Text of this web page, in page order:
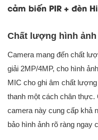
cảm biến PIR + đèn
Chất lượng hình ảnh
Camera mang đến chất
giải 2MP/4MP, cho hình
MIC cho ghi âm chất
thanh một cách chân thực.
camera này cung cấp khả
bảo hình ảnh rõ ràng ngay